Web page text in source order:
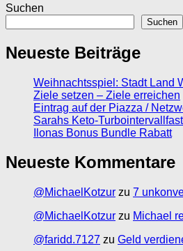
Suchen
Suchen
Neueste Beiträge
Weihnachtsspiel: Stadt Land
Ziele setzen – Ziele erreichen
Eintrag auf der Piazza /
Sarahs Keto-
Ilonas Bonus Bundle Rabatt
Neueste Kommentare
@MichaelKotzur zu 7
@MichaelKotzur zu Michael
@faridd.7127 zu Geld